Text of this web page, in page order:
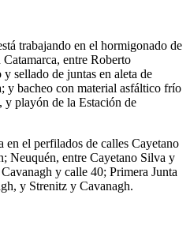
trabajando en el hormigonado de
entre Roberto
sellado de juntas en aleta de
y bacheo con material asfáltico frío
playón de la Estación de
en el perfilados de calles Cayetano
Neuquén, entre Cayetano Silva y
y calle 40; Primera Junta
y Strenitz y Cavanagh.